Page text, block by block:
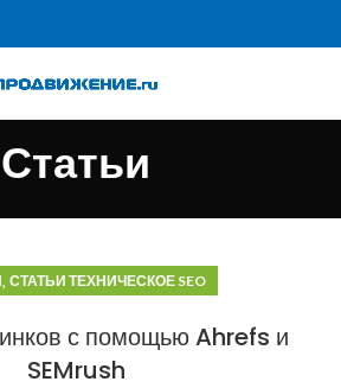
Статьи
, СТАТЬИ ТЕХНИЧЕСКОЕ SEO
с помощью Ahrefs и
SEMrush